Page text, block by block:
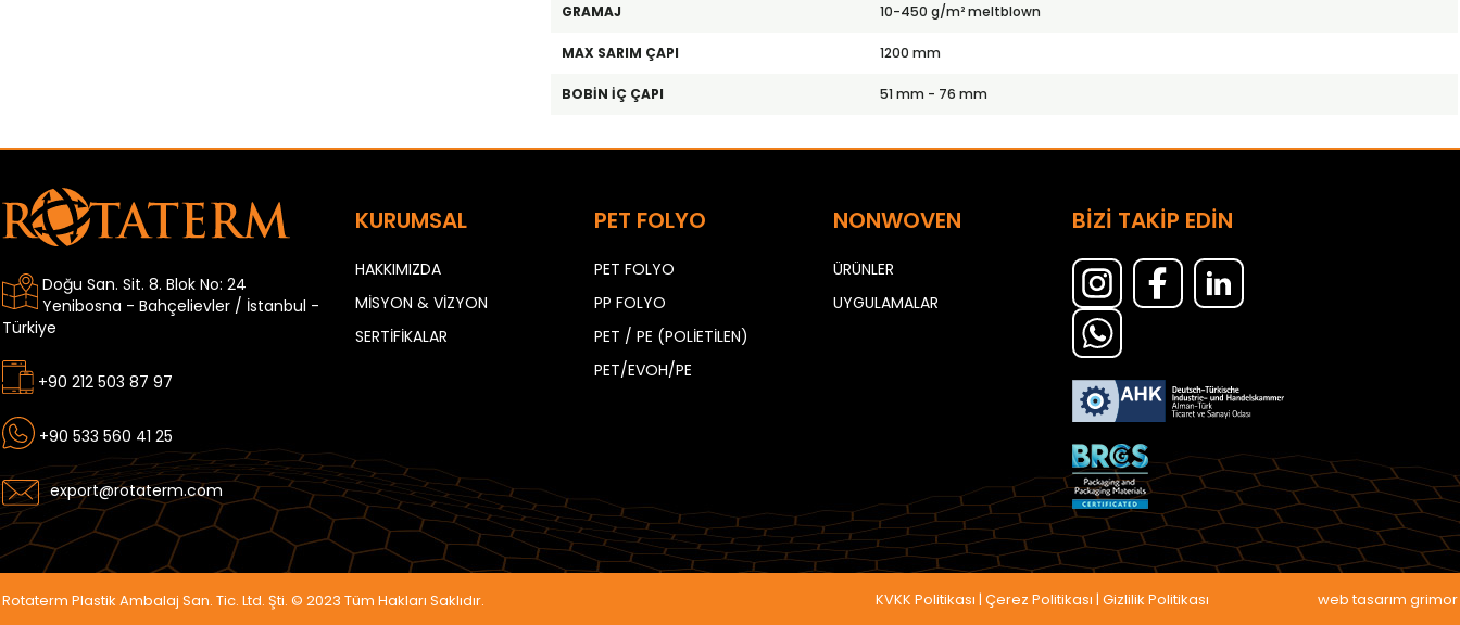
GRAMAJ 10-450 g/m² meltblown
MAX SARIM ÇAPI 1200 mm
BOBİN İÇ ÇAPI 51 mm - 76 mm
Doğu San. Sit. 8. Blok No: 24
Yenibosna - Bahçelievler / İstanbul -
Türkiye
+90 212 503 87 97
+90 533 560 41 25
export@rotaterm.com
KURUMSAL
HAKKIMIZDA
MİSYON & VİZYON
SERTİFİKALAR
PET FOLYO
PET FOLYO
PP FOLYO
PET / PE (POLİETİLEN)
PET/EVOH/PE
NONWOVEN
ÜRÜNLER
UYGULAMALAR
BİZİ TAKİP EDİN
Rotaterm Plastik Ambalaj San. Tic. Ltd. Şti. © 2023 Tüm Hakları Saklıdır. KVKK Politikası | Çerez Politikası | Gizlilik Politikası web tasarım grimor